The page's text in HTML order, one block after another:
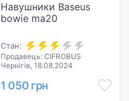
Навушники Baseus
bowie ma20
Стан:
Продавець: CIFROBUS
Чернігів, 18.08.2024
1 050 грн